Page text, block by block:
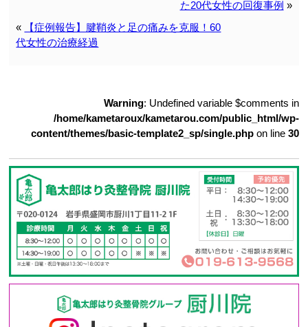
た20代女性の回復事例 »
«
【症例報告】腱鞘炎と足の痛みを克服！60
代女性の治療経過
Warning: Undefined variable $comments in
/home/kametaroux/kametarou.com/public_html/wp-
content/themes/basic-template2_sp/single.phpon line 30